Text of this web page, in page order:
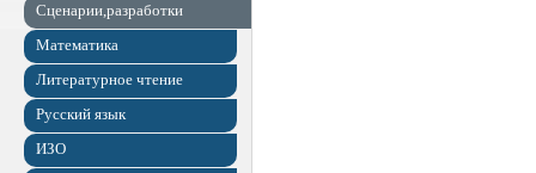
Сценарии,разработки
Математика
Литературное чтение
Русский язык
ИЗО